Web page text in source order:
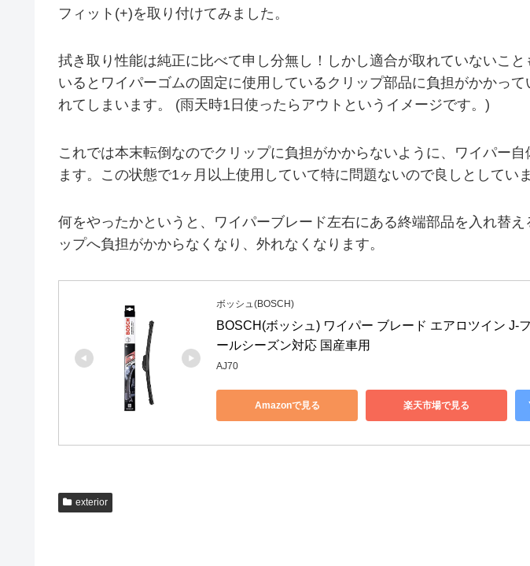
フィット(+)を取り付けてみました。
拭き取り性能は純正に比べて申し分無し！しかし適合が取れていないこ
いるとワイパーゴムの固定に使用しているクリップ部品に負担がかかっ
れてしまいます。 (雨天時1日使ったらアウトというイメージです。)
これでは本末転倒なのでクリップに負担がかからないように、ワイパー自
ます。この状態で1ヶ月以上使用していて特に問題ないので良しとしていま
何をやったかというと、ワイパーブレード左右にある終端部品を入れ替え
ップへ負担がかからなくなり、外れなくなります。
ボッシュ(BOSCH)
BOSCH(ボッシュ) ワイパー ブレード エアロツイン J-
ールシーズン対応 国産車用
AJ70
Amazonで見る 楽天市場で見る
exterior